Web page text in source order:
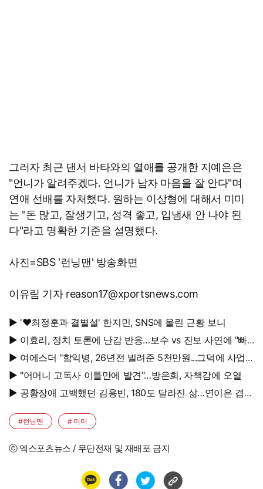
그러자 최근 댄서 바타와의 열애를 공개한 지예은은
"언니가 알려주겠다. 언니가 남자 마음을 잘 안다"며
연애 선배를 자처했다. 원하는 이상형에 대해서 미미
는 "돈 많고, 잘생기고, 성격 좋고, 입냄새 안 나야 된
다"라고 명확한 기준을 설명했다.
사진=SBS '런닝맨' 방송화면
이유림 기자 reason17@xportsnews.com
▶ '♥최정훈과 결별설' 한지민, SNS에 올린 근황 보니
▶ 이효리, 정치 토론에 난감 반응…보수 vs 진보 사연에 "빠
지면 안 될까요?"
▶ 여에스더 "함익병, 26년전 빌려준 5천만원...그덕에 사업
시작"▶ "어머니 고독사 이틀만에 발견"…방은희, 자책감에 오열
▶ 공황장애 고백했던 김용빈, 180도 달라진 삶…연이은 겹경
사
#런닝맨 # 미미
ⓒ 엑스포츠뉴스 / 무단전재 및 재배포 금지